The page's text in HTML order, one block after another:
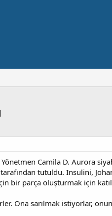
Camila D. Aurora
tutuldu. Insulini,
bir parça oluşturmak için
Ona sarılmak istiyorlar,